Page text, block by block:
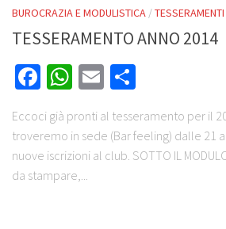
BUROCRAZIA E MODULISTICA /TESSERAMENTI
TESSERAMENTO ANNO 2014
Facebook
WhatsApp
Email
Eccoci già pronti al tesseramento per il
troveremo in sede (Bar feeling) dalle 21
nuove iscrizioni al club. SOTTO IL
da stampare,...